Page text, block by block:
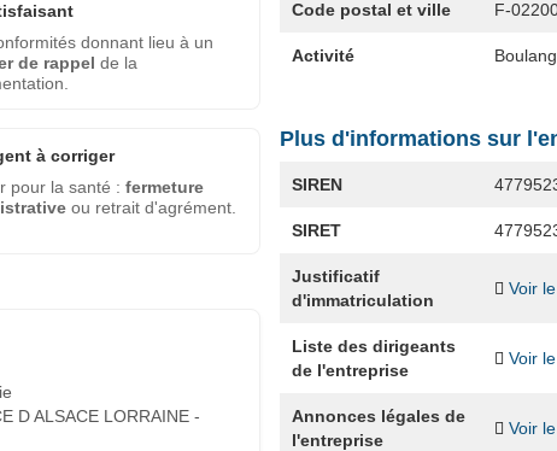
donnant lieu à un
de rappel de la
à corriger
pour la santé : fermeture
ou retrait d'agrément.
D ALSACE LORRAINE -
Code postal et ville F-
Activité
Plus d'informations sur
SIREN
SIRET
Justificatif
d'immatriculation
Voir
Liste des dirigeants
de l'entreprise
Voir
Annonces légales de
l'entreprise
Voir